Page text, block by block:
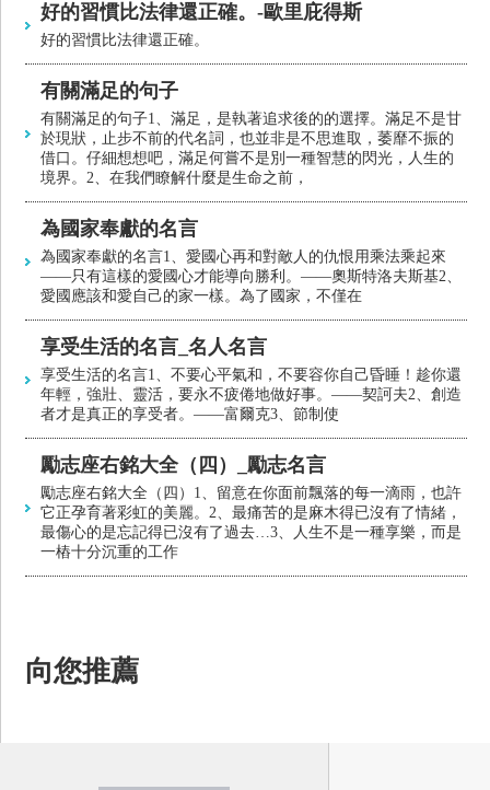
好的習慣比法律還正確。-歐里庇得斯
好的習慣比法律還正確。
有關滿足的句子
有關滿足的句子1、滿足，是執著追求後的的選擇。滿足不是甘
於現狀，止步不前的代名詞，也並非是不思進取，萎靡不振的
借口。仔細想想吧，滿足何嘗不是別一種智慧的閃光，人生的
境界。2、在我們瞭解什麼是生命之前，
為國家奉獻的名言
為國家奉獻的名言1、愛國心再和對敵人的仇恨用乘法乘起來
——只有這樣的愛國心才能導向勝利。——奧斯特洛夫斯基2、
愛國應該和愛自己的家一樣。為了國家，不僅在
享受生活的名言_名人名言
享受生活的名言1、不要心平氣和，不要容你自己昏睡！趁你還
年輕，強壯、靈活，要永不疲倦地做好事。——契訶夫2、創造
者才是真正的享受者。——富爾克3、節制使
勵志座右銘大全（四）_勵志名言
勵志座右銘大全（四）1、留意在你面前飄落的每一滴雨，也許
它正孕育著彩虹的美麗。2、最痛苦的是麻木得已沒有了情緒，
最傷心的是忘記得已沒有了過去…3、人生不是一種享樂，而是
一樁十分沉重的工作
向您推薦